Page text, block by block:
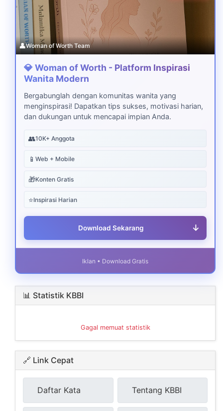
👤Woman of Worth Team
💎 Woman of Worth - Platform Inspirasi
Wanita Modern
Bergabunglah dengan komunitas wanita yang
menginspirasi! Dapatkan tips sukses, motivasi harian,
dan dukungan untuk mencapai impian Anda.
👥10K+ Anggota
📱 Web + Mobile
🎁Konten Gratis
⭐Inspirasi Harian
Download Sekarang ↓
Iklan • Download Gratis
📊 Statistik KBBI
Gagal memuat statistik
🔗 Link Cepat
Daftar Kata Tentang KBBI